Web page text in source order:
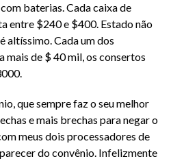
baterias. Cada caixa de
entre $240 e $400. Estado não
altíssimo. Cada um dos
mais de $ 40 mil, os consertos
que sempre faz o seu melhor
e mais brechas para negar o
meus dois processadores de
do convênio. Infelizmente